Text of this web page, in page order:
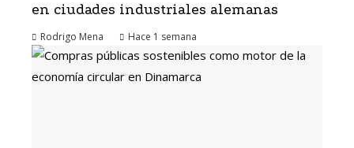
en ciudades industriales alemanas
Rodrigo Mena Hace 1 semana